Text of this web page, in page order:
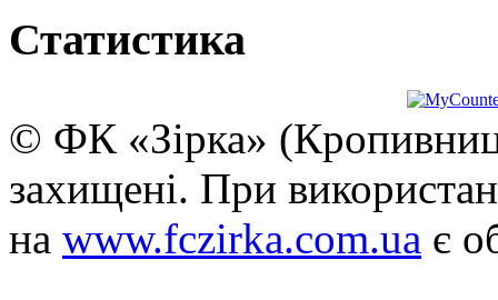
Статистика
© ФК «Зірка»
захищені. При
на www.fczirka.com.ua є